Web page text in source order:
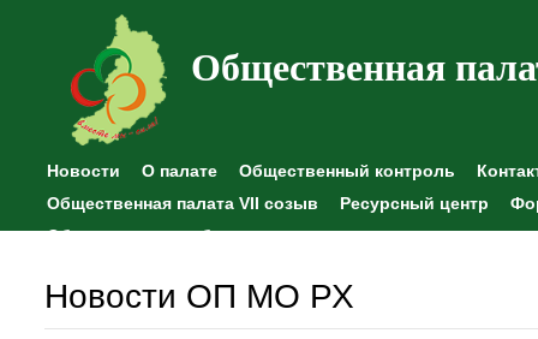
Общественная
Новости О палате Общественный контроль
Общественная палата VII созыв
Ресурсный центр
Общественные наблюдения
Новости ОП МО РХ